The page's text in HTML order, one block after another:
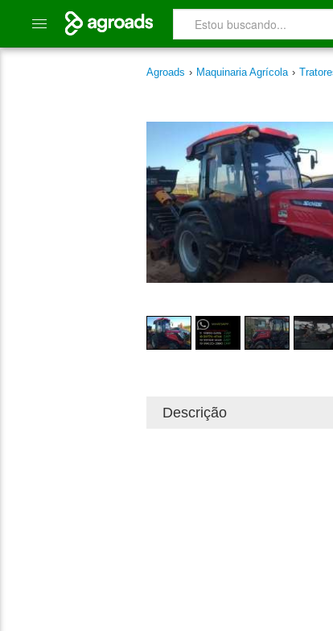
Agroads › Maquinaria Agrícola ›
Descrição